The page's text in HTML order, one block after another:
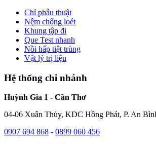
Chỉ phẫu thuật
Nệm chống loét
Khung tập đi
Que Test nhanh
Nồi hấp tiệt trùng
Vật lý trị liệu
Hệ thống chi nhánh
Huỳnh Gia 1 - Cần Thơ
04-06 Xuân Thủy, KDC Hồng Phát, P. An
0907 694 868 - 0899 060 456